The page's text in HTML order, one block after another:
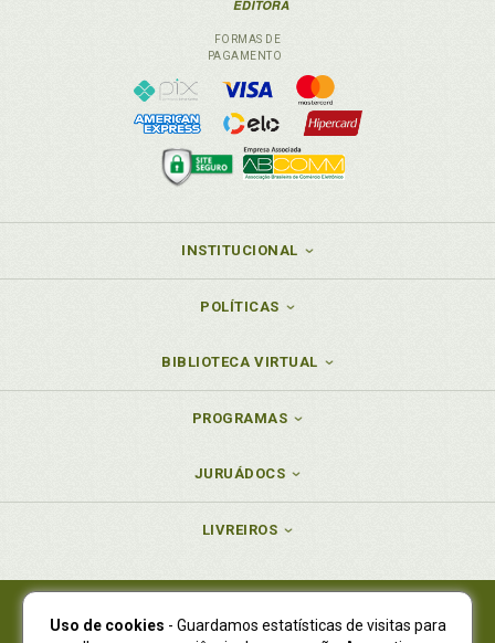
FORMAS DE
PAGAMENTO
INSTITUCIONAL
POLÍTICAS
BIBLIOTECA VIRTUAL
PROGRAMAS
JURUÁDOCS
LIVREIROS
Juruá Editora Ltda., CNPJ 77.535.508/0001-19
Uso de cookies - Guardamos estatísticas de visitas para